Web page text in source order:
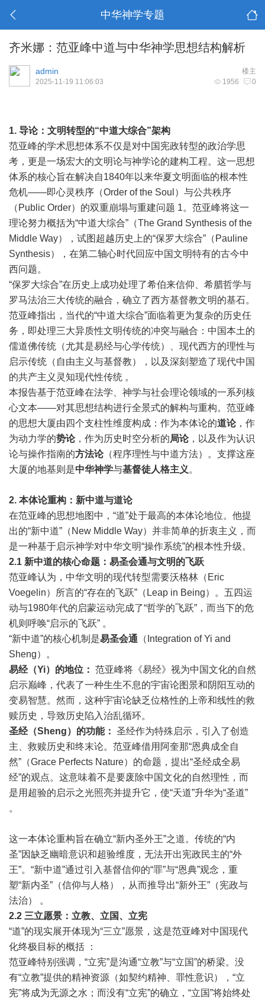
中华神学专题
齐米娜：范亚峰中道与中华神学思想结构解析
楼主
admin
1956 0
2025-11-19 11:06:03
1. 导论：文明转型的“中道大综合”架构
范亚峰的学术思想体系不仅是对中国宪政转型的政治学思
考，更是一场宏大的文明论与神学论的建构工程。这一思想
体系的核心旨在解决自1840年以来华夏文明面临的根本性
危机——即心灵秩序（Order of the Soul）与公共秩序
（Public Order）的双重崩塌与重建问题 1。范亚峰将这一
理论努力概括为“中道大综合”（The Grand Synthesis of the
Middle Way），试图超越历史上的“保罗大综合”（Pauline
Synthesis），在第二轴心时代回应中国文明特有的古今中
西问题。
“保罗大综合”在历史上成功处理了希伯来信仰、希腊哲学与
罗马法治三大传统的融合，确立了西方基督教文明的基石。
范亚峰指出，当代的“中道大综合”面临着更为复杂的历史任
务，即处理三大异质性文明传统的冲突与融合：中国本土的
儒道佛传统（尤其是易经与心学传统）、现代西方的理性与
启示传统（自由主义与基督教），以及深刻塑造了现代中国
的共产主义灵知现代性传统 。
本报告基于范亚峰在法学、神学与社会理论领域的一系列核
心文本——对其思想结构进行全景式的解构与重构。范亚峰
的思想大厦由四个支柱性维度构成：作为本体论的道论，作
为动力学的势论，作为历史时空分析的局论，以及作为认识
论与操作指南的方法论（程序理性与中道方法）。支撑这座
大厦的地基则是中华神学与基督徒人格主义 。
2. 本体论重构：新中道与道论
在范亚峰的思想地图中，“道”处于最高的本体论地位。他提
出的“新中道”（New Middle Way）并非简单的折衷主义，而
是一种基于启示神学对中华文明“操作系统”的根本性升级。
2.1 新中道的核心命题：易圣会通与文明的飞跃
范亚峰认为，中华文明的现代转型需要沃格林（Eric
Voegelin）所言的“存在的飞跃”（Leap in Being）。五四运
动与1980年代的启蒙运动完成了“哲学的飞跃”，而当下的危
机则呼唤“启示的飞跃” 。
“新中道”的核心机制是易圣会通 （Integration of Yi and
Sheng）。
易经（Yi）的地位： 范亚峰将《易经》视为中国文化的自然
启示巅峰，代表了一种生生不息的宇宙论图景和阴阳互动的
变易智慧。然而，这种宇宙论缺乏位格性的上帝和线性的救
赎历史，导致历史陷入治乱循环。
圣经（Sheng）的功能： 圣经作为特殊启示，引入了创造
主、救赎历史和终末论。范亚峰借用阿奎那“恩典成全自
然”（Grace Perfects Nature）的命题，提出“圣经成全易
经”的观点。这意味着不是要废除中国文化的自然理性，而
是用超验的启示之光照亮并提升它，使“天道”升华为“圣道”
。
这一本体论重构旨在确立“新内圣外王”之道。传统的“内
圣”因缺乏幽暗意识和超验维度，无法开出宪政民主的“外
王”。“新中道”通过引入基督信仰的“罪”与“恩典”观念，重
塑“新内圣”（信仰与人格），从而推导出“新外王”（宪政与
法治） 。
2.2 三立愿景：立教、立国、立宪
“道”的现实展开体现为“三立”愿景，这是范亚峰对中国现代
化终极目标的概括 ：
范亚峰特别强调，“立宪”是沟通“立教”与“立国”的桥梁。没
有“立教”提供的精神资源（如契约精神、罪性意识），“立
宪”将成为无源之水；而没有“立宪”的确立，“立国”将始终处